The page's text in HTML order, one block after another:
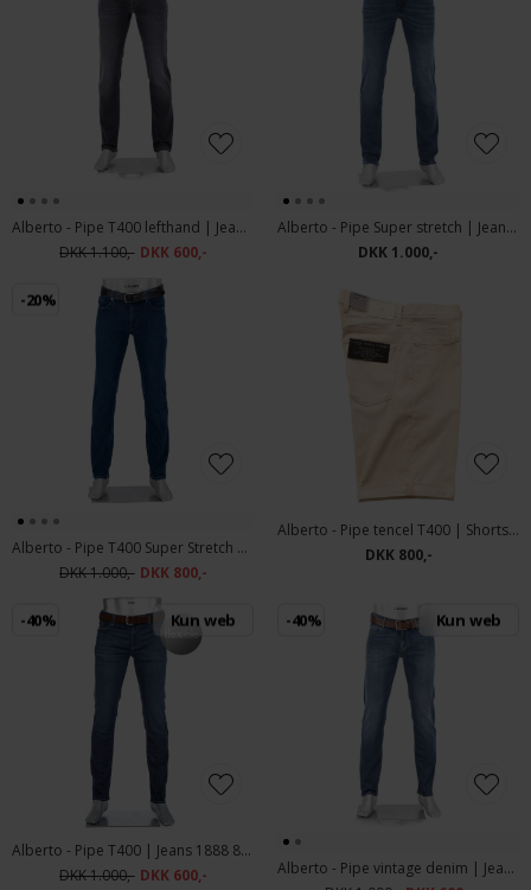
Alberto - Pipe T400 lefthand | Jeans 1266 994 Dark Grey
DKK 1.100,- DKK 600,-
Alberto - Pipe Super stretch | Jeans 1984 883 Dark Blue
DKK 1.000,-
-20%
Alberto - Pipe T400 Super Stretch | Jeans 1865 847 Blue
DKK 1.000,- DKK 800,-
Alberto - Pipe tencel T400 | Shorts Beige
DKK 800,-
-40% Kun web
Alberto - Pipe T400 | Jeans 1888 890 Navy vintage
DKK 1.000,- DKK 600,-
-40% Kun web
Alberto - Pipe vintage denim | Jeans 1669 898 Navy